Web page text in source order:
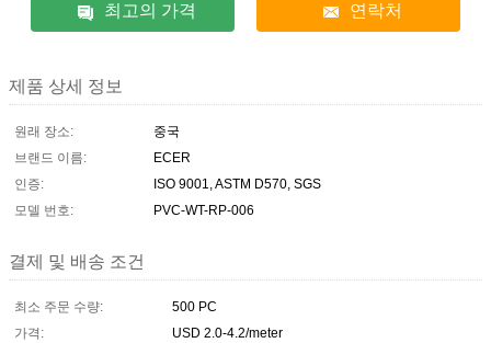
최고의 가격 연락처
제품 상세 정보
원래 장소:
중국
브랜드 이름:
ECER
인증:
ISO 9001, ASTM D570, SGS
모델 번호:
PVC-WT-RP-006
결제 및 배송 조건
최소 주문 수량:
500 PC
가격:
USD 2.0-4.2/meter